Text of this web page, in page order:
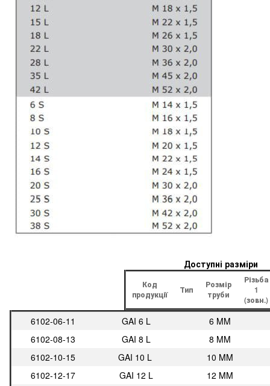
Доступні разміри
Код
продукції
Тип
Розмір
труби
Різьба
1
(зовн.)
6102-06-11 GAI 6 L
6 MM
6102-08-13
GAI 8 L
8 MM
6102-10-15
GAI 10 L
10 MM
6102-12-17
GAI 12 L
12 MM